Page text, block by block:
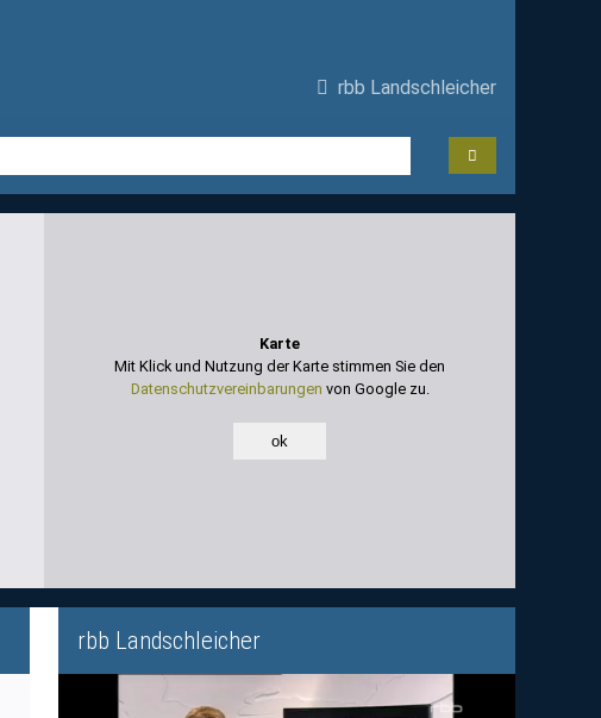
rbb Landschleicher
Karte
Mit Klick und Nutzung der Karte stimmen Sie den
Datenschutzvereinbarungen von Google zu.
ok
rbb Landschleicher